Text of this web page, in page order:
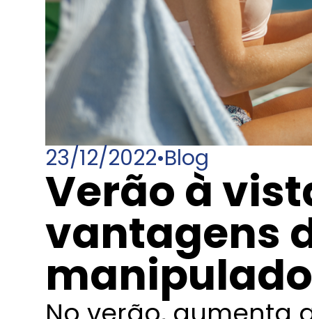
23/12/2022•Blog
Verão à
vantagens
manipulado